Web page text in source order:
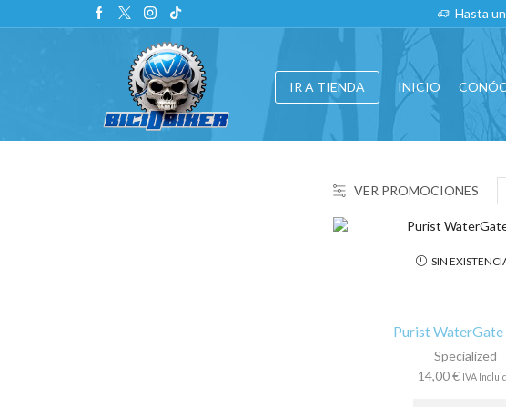
Hasta
IR A TIENDA INICIO
VER PROMOCIONES
SIN
Purist WaterGate
Specialized
14,00€ IVA